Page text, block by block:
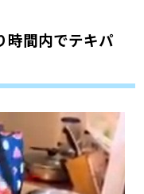
時間内でテキパ